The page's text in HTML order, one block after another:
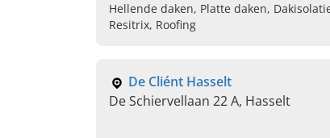
Hellende daken, Platte daken,
Resitrix, Roofing
De Cliént Hasselt
De Schiervellaan 22 A, Hasselt